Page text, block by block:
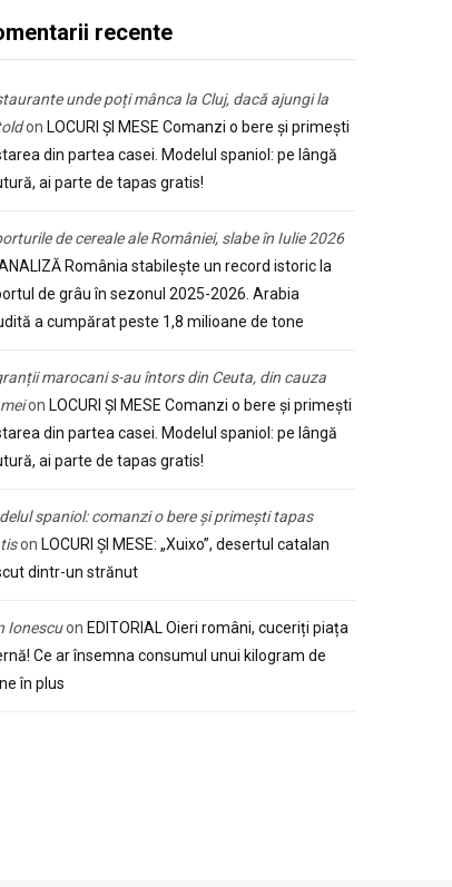
recente
unde poți mânca la Cluj, dacă ajungi la
on LOCURI ȘI MESE Comanzi o bere și primești
din partea casei. Modelul spaniol: pe lângă
ai parte de tapas gratis!
de cereale ale României, slabe în Iulie 2026
România stabilește un record istoric la
de grâu în sezonul 2025-2026. Arabia
a cumpărat peste 1,8 milioane de tone
marocani s-au întors din Ceuta, din cauza
on LOCURI ȘI MESE Comanzi o bere și primești
din partea casei. Modelul spaniol: pe lângă
ai parte de tapas gratis!
spaniol: comanzi o bere și primești tapas
on LOCURI ȘI MESE: „Xuixo”, desertul catalan
dintr-un strănut
Ionescuon EDITORIAL Oieri români, cuceriți piața
Ce ar însemna consumul unui kilogram de
în plus